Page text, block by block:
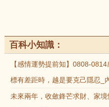
百科小知識：
【感情運勢提前知】0808-
標有差距時，越是要克己隱忍_
未來兩年，收斂鋒芒求財、家